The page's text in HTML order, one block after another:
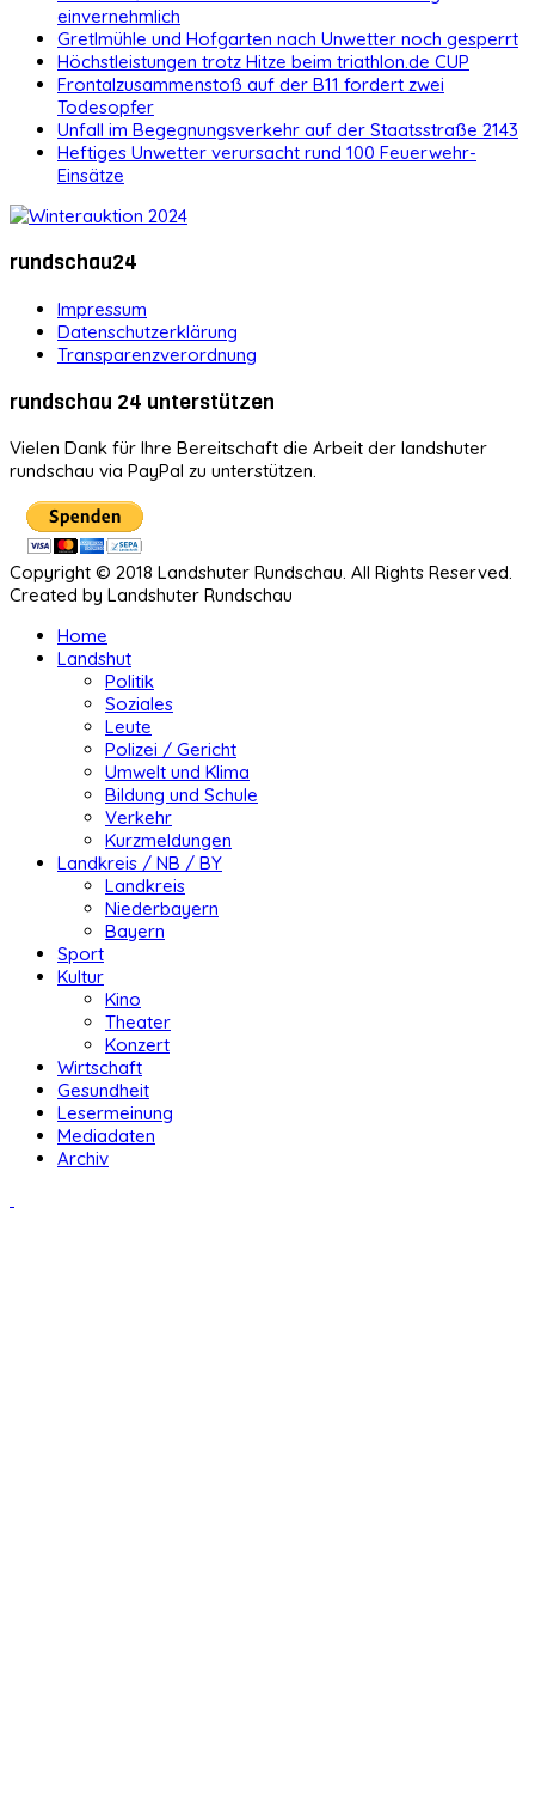
einvernehmlich
Gretlmühle und Hofgarten nach Unwetter noch gesperrt
Höchstleistungen trotz Hitze beim triathlon.de CUP
Frontalzusammenstoß auf der B11 fordert zwei
Todesopfer
Unfall im Begegnungsverkehr auf der Staatsstraße 2143
Heftiges Unwetter verursacht rund 100 Feuerwehr-
Einsätze
rundschau24
Impressum
Datenschutzerklärung
Transparenzverordnung
rundschau 24 unterstützen
Vielen Dank für Ihre Bereitschaft die Arbeit der landshuter
rundschau via PayPal zu unterstützen.
Copyright © 2018 Landshuter Rundschau. All Rights Reserved.
Created by Landshuter Rundschau
Home
Landshut
Politik
Soziales
Leute
Polizei / Gericht
Umwelt und Klima
Bildung und Schule
Verkehr
Kurzmeldungen
Landkreis / NB / BY
Landkreis
Niederbayern
Bayern
Sport
Kultur
Kino
Theater
Konzert
Wirtschaft
Gesundheit
Lesermeinung
Mediadaten
Archiv